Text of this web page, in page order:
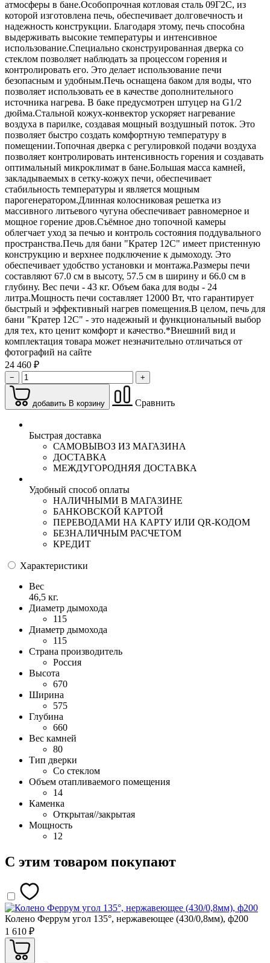
атмосферы в бане.Особопрочная котловая сталь 09Г2С, из
которой изготовлена печь, обеспечивает долговечность и
надежность конструкции. Благодаря этому, печь способна
выдерживать высокие температуры и интенсивное
использование.Специально сконструированная дверка со
стеклом позволяет наблюдать за процессом горения и
контролировать его. Это делает использование печи
безопасным и удобным.Печь оснащена баком для воды, что
позволяет использовать ее в качестве дополнительного
источника нагрева. В баке предусмотрен штуцер на G1/2
дюйма.Стальной кожух-конвектор ускоряет нагревание
воздуха в парилке, создавая мощный воздушный поток. Это
позволяет быстро создать комфортную температуру в
помещении.Топочная дверка с регулировкой подачи воздуха
позволяет контролировать интенсивность горения и создавать
оптимальный микроклимат в бане.Большая масса камней,
закладываемых в сетку-кожух печи, обеспечивает
стабильность температуры и является мощным
парогенератором.Длинная колосниковая решетка из
массивного литьевого чугуна обеспечивает равномерное и
мощное горение дров.Съёмное дно топочной камеры
облегчает уход за печью и контроль состояния поддувального
пространства.Печь для бани "Кратер 12С" имеет пристенную
конструкцию и верхнее подключение к дымоходу. Это
обеспечивает удобство установки и монтажа.Размеры печи
составляют 67.0 см в высоту, 57.5 см в ширину и 66.0 см в
глубину. Вес печи - 43 кг. Объем бака для воды - 24
литра.Мощность печи составляет 12000 Вт, что гарантирует
быстрый и эффективный нагрев помещения.В целом, печь для
бани "Кратер 12С" - это надежный и функциональный выбор
для тех, кто ценит комфорт и качество.*Внешний вид и
комплектация товара может незначительно отличаться от
фотографий на сайте
24 460 ₽
− +
добавить В корзину Сравнить
Быстрая доставка
САМОВЫВОЗ ИЗ МАГАЗИНА
ДОСТАВКА
МЕЖДУГОРОДНЯЯ ДОСТАВКА
Удобный способ оплаты
НАЛИЧНЫМИ В МАГАЗИНЕ
БАНКОВСКОЙ КАРТОЙ
ПЕРЕВОДАМИ НА КАРТУ ИЛИ QR-КОДОМ
БЕЗНАЛИЧНЫМ РАСЧЕТОМ
КРЕДИТ
Характеристики
Вес
46,5 кг.
Диаметр дымохода
115
Диаметр дымохода
115
Страна производитель
Россия
Высота
670
Ширина
575
Глубина
660
Вес камней
80
Тип дверки
Со стеклом
Объем отапливаемого помещения
14
Каменка
Открытая//закрытая
Мощность
12
С этим товаром покупают
Колено Феррум угол 135°, нержавеющее (430/0,8мм), ф200
1 610 ₽